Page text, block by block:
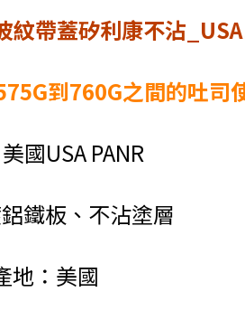
紋帶蓋矽利康不沾
到760G之間的吐司
國USA PANR
鐵板、不沾塗層
地：美國